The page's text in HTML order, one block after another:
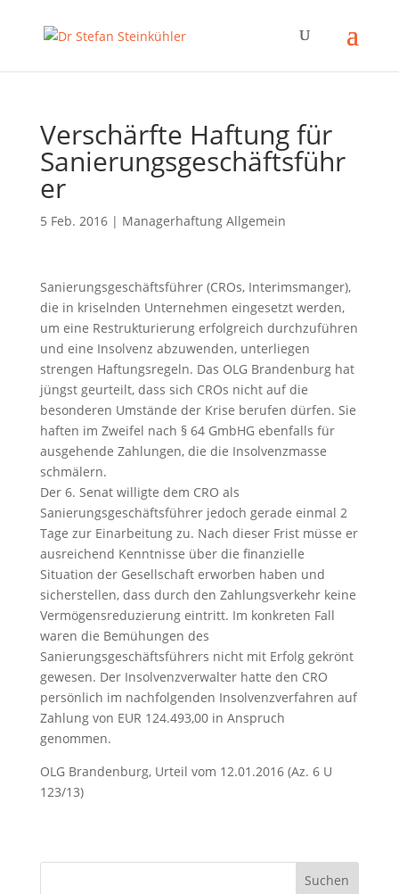
Verschärfte Haftung für
Sanierungsgeschäftsführ
er
5 Feb. 2016| Managerhaftung Allgemein
Sanierungsgeschäftsführer (CROs, Interimsmanger),
die in kriselnden Unternehmen eingesetzt werden,
um eine Restrukturierung erfolgreich durchzuführen
und eine Insolvenz abzuwenden, unterliegen
strengen Haftungsregeln. Das OLG Brandenburg hat
jüngst geurteilt, dass sich CROs nicht auf die
besonderen Umstände der Krise berufen dürfen. Sie
haften im Zweifel nach § 64 GmbHG ebenfalls für
ausgehende Zahlungen, die die Insolvenzmasse
schmälern.
Der 6. Senat willigte dem CRO als
Sanierungsgeschäftsführer jedoch gerade einmal 2
Tage zur Einarbeitung zu. Nach dieser Frist müsse er
ausreichend Kenntnisse über die finanzielle
Situation der Gesellschaft erworben haben und
sicherstellen, dass durch den Zahlungsverkehr keine
Vermögensreduzierung eintritt. Im konkreten Fall
waren die Bemühungen des
Sanierungsgeschäftsführers nicht mit Erfolg gekrönt
gewesen. Der Insolvenzverwalter hatte den CRO
persönlich im nachfolgenden Insolvenzverfahren auf
Zahlung von EUR 124.493,00 in Anspruch
genommen.
OLG Brandenburg, Urteil vom 12.01.2016 (Az. 6 U
123/13)